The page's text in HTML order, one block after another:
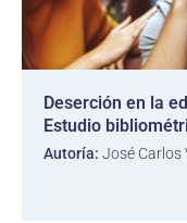
Deserción en la
Estudio
Autoría: José Carlos